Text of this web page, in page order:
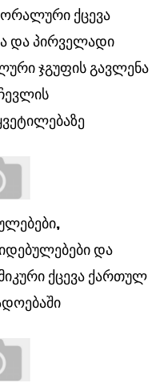
ᲥᲪᲔᲕᲐ
ᲓᲐ ᲞᲘᲠᲕᲔᲚᲐᲓᲘ
ᲯᲒᲣᲤᲘᲡ ᲒᲐᲕᲚᲔᲜᲐ
ᲓᲐ
ᲥᲪᲔᲕᲐ ᲥᲐᲠᲗᲣᲚ